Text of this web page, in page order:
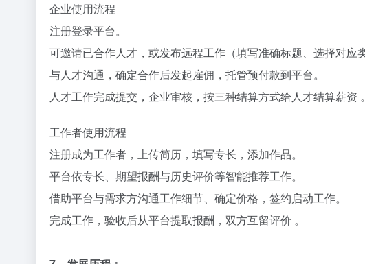
企业使用流程​
注册登录平台。​
可邀请已合作人才，或发布远程工作（填写准确标题、选择对应
与人才沟通，确定合作后发起雇佣，托管预付款到平台。​
人才工作完成提交，企业审核，按三种结算方式给人才结算薪资 。​
工作者使用流程​
注册成为工作者，上传简历，填写专长，添加作品。​
平台依专长、期望报酬与历史评价等智能推荐工作。​
借助平台与需求方沟通工作细节、确定价格，签约启动工作。​
完成工作，验收后从平台提取报酬，双方互留评价 。